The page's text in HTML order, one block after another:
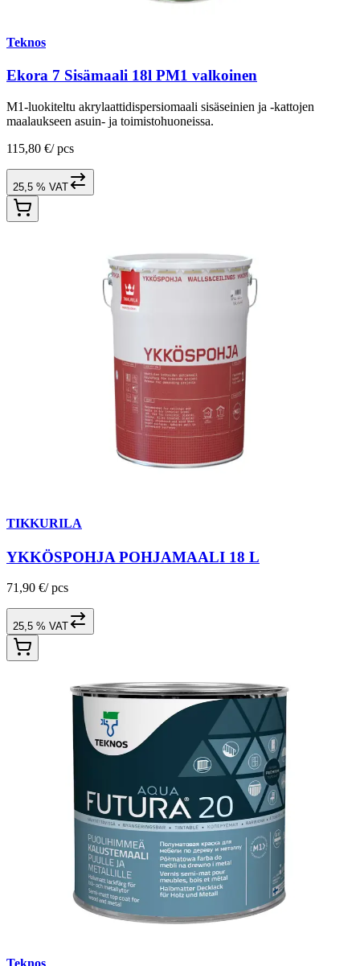
Teknos
Ekora 7 Sisämaali 18l PM1 valkoinen
M1-luokiteltu akrylaattidispersiomaali sisäseinien ja -kattojen
maalaukseen asuin- ja toimistohuoneissa.
115,80 €/ pcs
25,5 % VAT
TIKKURILA
YKKÖSPOHJA POHJAMAALI 18 L
71,90 €/ pcs
25,5 % VAT